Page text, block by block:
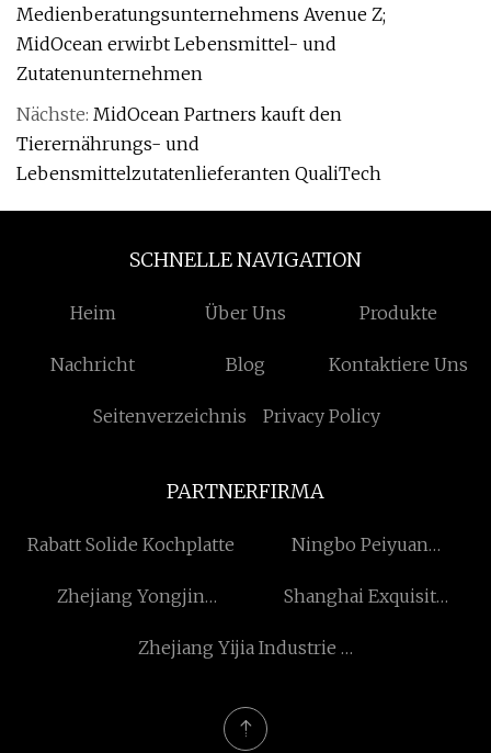
Medienberatungsunternehmens Avenue Z;
MidOcean erwirbt Lebensmittel- und
Zutatenunternehmen
Nächste: MidOcean Partners kauft den
Tierernährungs- und
Lebensmittelzutatenlieferanten QualiTech
SCHNELLE NAVIGATION
Heim Über Uns Produkte
Nachricht Blog Kontaktiere Uns
Seitenverzeichnis Privacy Policy
PARTNERFIRMA
Rabatt Solide Kochplatte
Ningbo Peiyuan
Manufaktur Co., Ltd
Zhejiang Yongjin
Shanghai Exquisit
Zhejiang Yijia Industrie &